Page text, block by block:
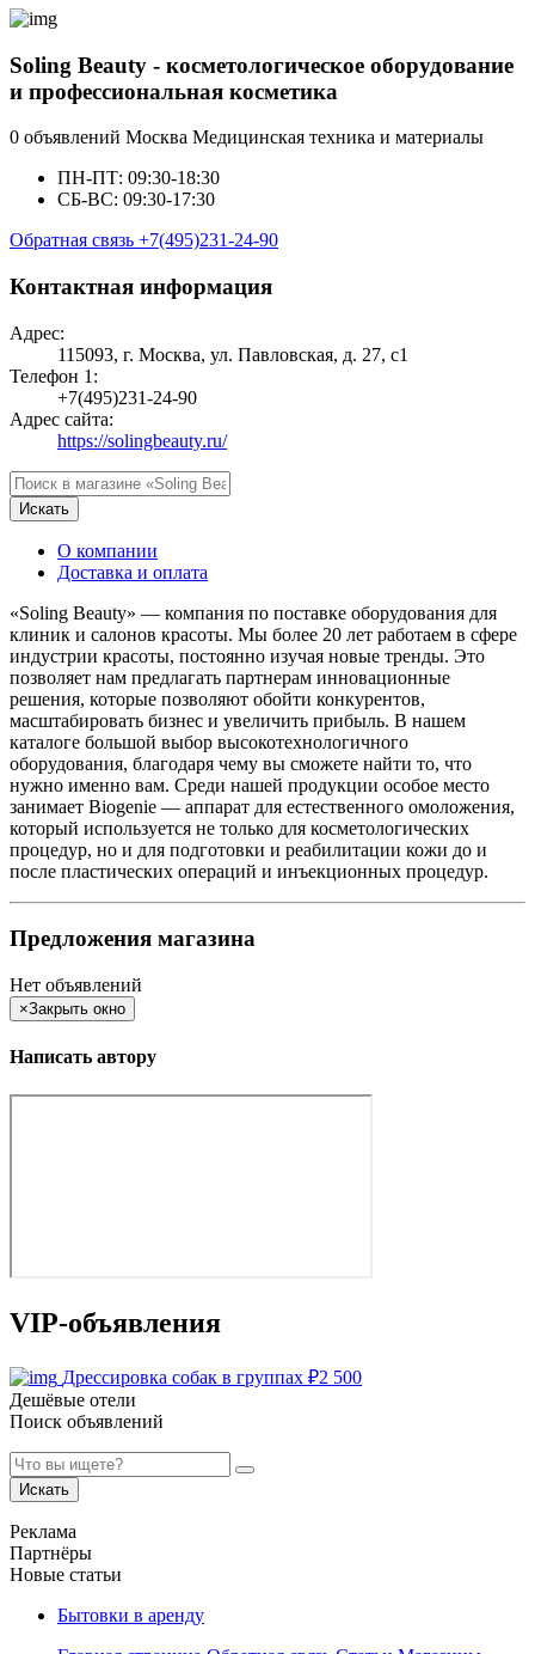
Soling Beauty - косметологическое оборудование
и профессиональная косметика
0 объявлений Москва Медицинская техника и материалы
ПН-ПТ: 09:30-18:30
СБ-ВС: 09:30-17:30
Обратная связь +7(495)231-24-90
Контактная информация
Адрес:
115093, г. Москва, ул. Павловская, д. 27, с1
Телефон 1:
+7(495)231-24-90
Адрес сайта:
https://solingbeauty.ru/
Искать
О компании
Доставка и оплата
«Soling Beauty» — компания по поставке оборудования для
клиник и салонов красоты. Мы более 20 лет работаем в сфере
индустрии красоты, постоянно изучая новые тренды. Это
позволяет нам предлагать партнерам инновационные
решения, которые позволяют обойти конкурентов,
масштабировать бизнес и увеличить прибыль. В нашем
каталоге большой выбор высокотехнологичного
оборудования, благодаря чему вы сможете найти то, что
нужно именно вам. Среди нашей продукции особое место
занимает Biogenie — аппарат для естественного омоложения,
который используется не только для косметологических
процедур, но и для подготовки и реабилитации кожи до и
после пластических операций и инъекционных процедур.
Предложения магазина
Нет объявлений
×Закрыть окно
Написать автору
VIP-объявления
Дрессировка собак в группах ₽2 500
Дешёвые отели
Поиск объявлений
Искать
Реклама
Партнёры
Новые статьи
Бытовки в аренду